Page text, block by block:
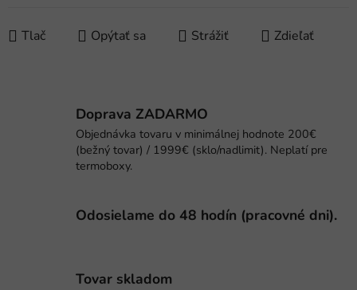
Tlač Opýtať sa Strážiť Zdieľať
Doprava ZADARMO
Objednávka tovaru v minimálnej hodnote 200€
(bežný tovar) / 1999€ (sklo/nadlimit). Neplatí pre
termoboxy.
Odosielame do 48 hodín (pracovné dni).
Tovar skladom